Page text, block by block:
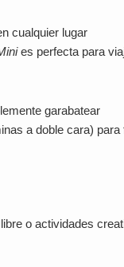
cualquier lugar
es perfecta para
garabatear
a doble cara)
o actividades